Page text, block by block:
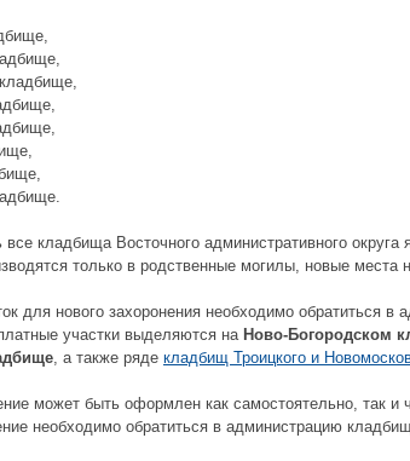
кладбища Восточного административного
только в родственные могилы, новые места
для нового захоронения необходимо обратиться
участки выделяются на Ново-Богородском
, а также ряде кладбищ Троицкого и
может быть оформлен как самостоятельно, так
необходимо обратиться в администрацию